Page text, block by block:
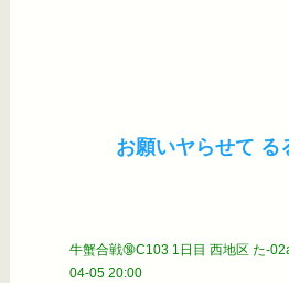
お願いヤらせて る
牛蟹合戦🔞C103 1日目 西地区 た-
04-05 20:00